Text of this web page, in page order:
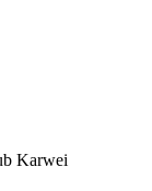
Karwei